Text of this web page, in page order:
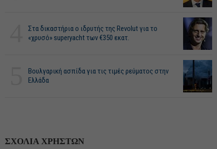
Στα δικαστήρια ο ιδρυτής της Revolut για το
«χρυσό» superyacht των €350 εκατ.
Βουλγαρική ασπίδα για τις τιμές ρεύματος στην
Ελλάδα
ΣΧΟΛΙΑ ΧΡΗΣΤΩΝ